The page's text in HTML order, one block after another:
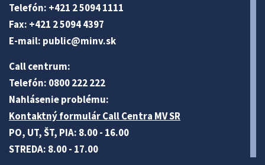
Telefón: +421 2 5094 1111
Fax: +421 2 5094 4397
E-mail: public@minv.sk
Call centrum:
Telefón: 0800 222 222
Nahlásenie problému:
Kontaktný formulár Call Centra MV SR
PO, UT, ŠT, PIA: 8.00 - 16.00
STREDA: 8.00 - 17.00